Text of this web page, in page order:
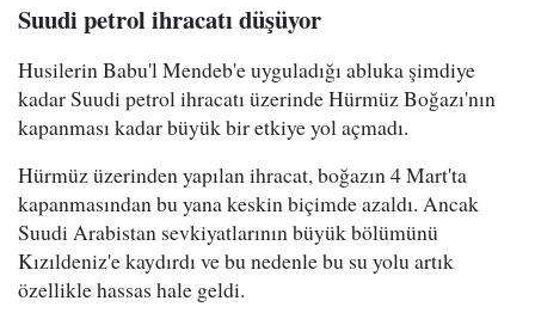
Suudi petrol ihracatı düşüyor
Husilerin Babu'l Mendeb'e uyguladığı abluka şimdiye
kadar Suudi petrol ihracatı üzerinde Hürmüz Boğazı'nın
kapanması kadar büyük bir etkiye yol açmadı.
Hürmüz üzerinden yapılan ihracat, boğazın 4 Mart'ta
kapanmasından bu yana keskin biçimde azaldı. Ancak
Suudi Arabistan sevkiyatlarının büyük bölümünü
Kızıldeniz'e kaydırdı ve bu nedenle bu su yolu artık
özellikle hassas hale geldi.